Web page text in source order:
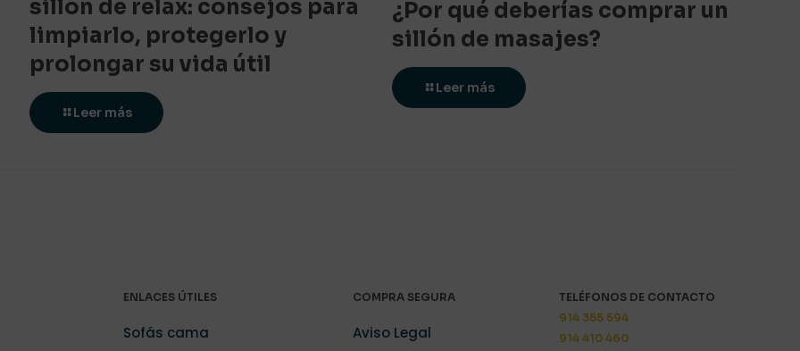
sillón de relax: consejos para
limpiarlo, protegerlo y
prolongar su vida útil
Leer más
¿Por qué deberías comprar un
sillón de masajes?
Leer más
ENLACES ÚTILES
Sofás cama
COMPRA SEGURA
Aviso Legal
TELÉFONOS DE CONTACTO
914 355 594
914 410 460